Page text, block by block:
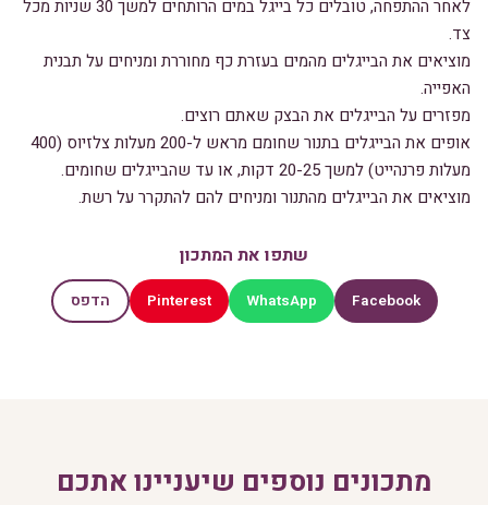
לאחר ההתפחה, טובלים כל בייגל במים הרותחים למשך 30 שניות מכל
צד.
מוציאים את הבייגלים מהמים בעזרת כף מחוררת ומניחים על תבנית
האפייה.
מפזרים על הבייגלים את הבצק שאתם רוצים.
אופים את הבייגלים בתנור שחומם מראש ל-200 מעלות צלזיוס (400
מעלות פרנהייט) למשך 20-25 דקות, או עד שהבייגלים שחומים.
מוציאים את הבייגלים מהתנור ומניחים להם להתקרר על רשת.
שתפו את המתכון
Facebook
WhatsApp
Pinterest הדפס
מתכונים נוספים שיעניינו אתכם